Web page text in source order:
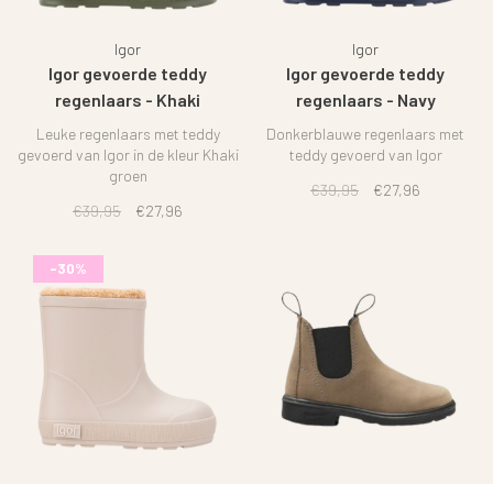
Igor
Igor gevoerde teddy
regenlaars - Khaki
Leuke regenlaars met teddy
gevoerd van Igor in de kleur Khaki
groen
€39,95
€27,96
Igor
Igor gevoerde teddy
regenlaars - Navy
Donkerblauwe regenlaars met
teddy gevoerd van Igor
€39,95
€27,96
-30%